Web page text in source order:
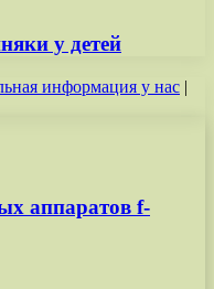
у детей
информация у нас |
аппаратов f-